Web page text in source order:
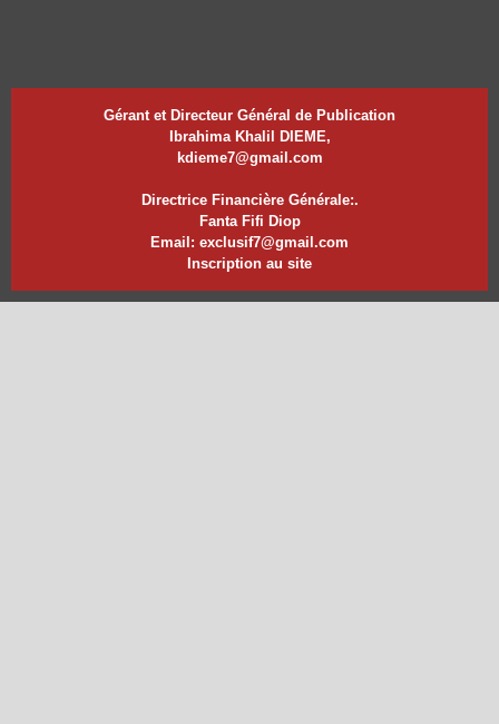
Gérant et Directeur Général de Publication
Ibrahima Khalil DIEME,
kdieme7@gmail.com
Directrice Financière Générale:.
Fanta Fifi Diop
Email: exclusif7@gmail.com
Inscription au site